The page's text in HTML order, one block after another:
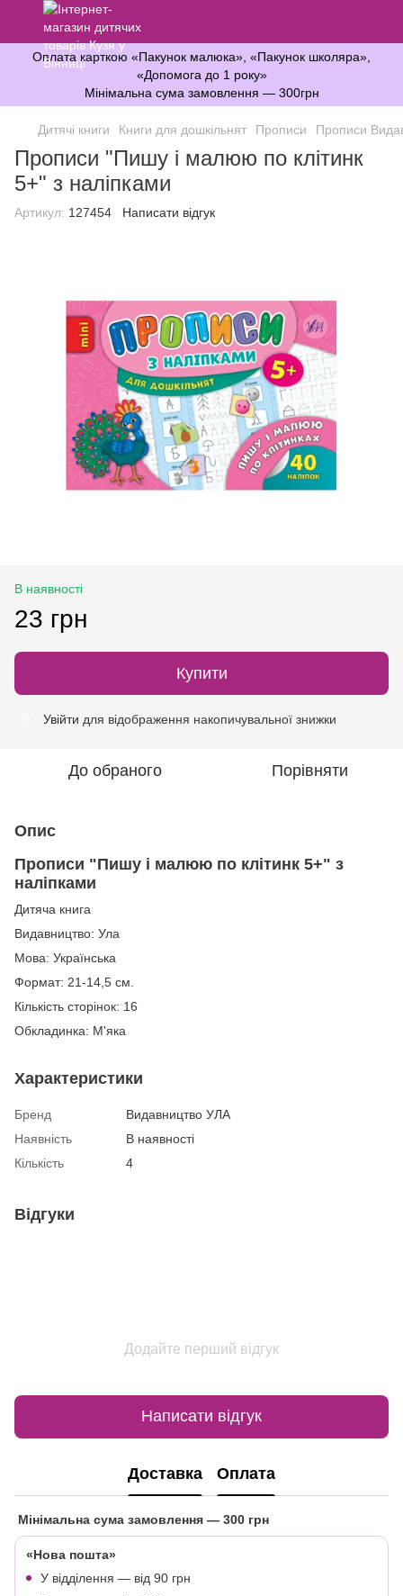
Оплата карткою «Пакунок малюка», «Пакунок школяра»,
«Допомога до 1 року»
Мінімальна сума замовлення — 300грн
Дитячі книги Книги для дошкільнят Прописи Прописи
Прописи "Пишу і малюю по клітинк
5+" з наліпками
Артикул: 127454 Написати відгук
В наявності
23 грн
Купити
Увійти для відображення накопичувальної знижки
До обраного Порівняти
Опис
Прописи "Пишу і малюю по клітинк 5+" з
наліпками
Дитяча книга
Видавництво: Ула
Мова: Українська
Формат: 21-14,5 см.
Кількість сторінок: 16
Обкладинка: М'яка
Характеристики
Бренд
Видавництво УЛА
Наявність
В наявності
Кількість
4
Відгуки
Додайте перший відгук
Написати відгук
Доставка Оплата
Мінімальна сума замовлення — 300 грн
«Нова пошта»
У відділення — від 90 грн